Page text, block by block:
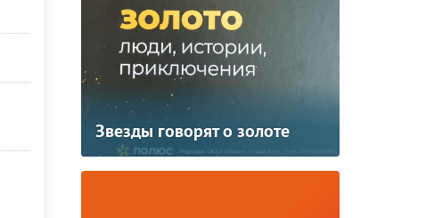
Звезды говорят о золоте